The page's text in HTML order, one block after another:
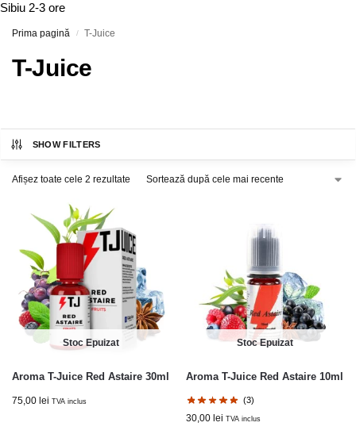
Sibiu 2-3 ore
Prima pagină / T-Juice
T-Juice
SHOW FILTERS
Afișez toate cele 2 rezultate
Stoc Epuizat
Aroma T-Juice Red Astaire 30ml
75,00 lei TVA inclus
Stoc Epuizat
Aroma T-Juice Red Astaire 10ml
(3)
30,00 lei TVA inclus